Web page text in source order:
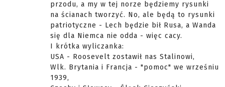
przodu, a my w tej norze będziemy rysunki
na ścianach tworzyć. No, ale będą to rysunki
patriotyczne - Lech będzie bił Rusa, a Wanda
się dla Niemca nie odda - więc cacy.
I krótka wyliczanka:
USA - Roosevelt zostawił nas Stalinowi,
Wlk. Brytania i Francja - "pomoc" we wrześniu
1939,